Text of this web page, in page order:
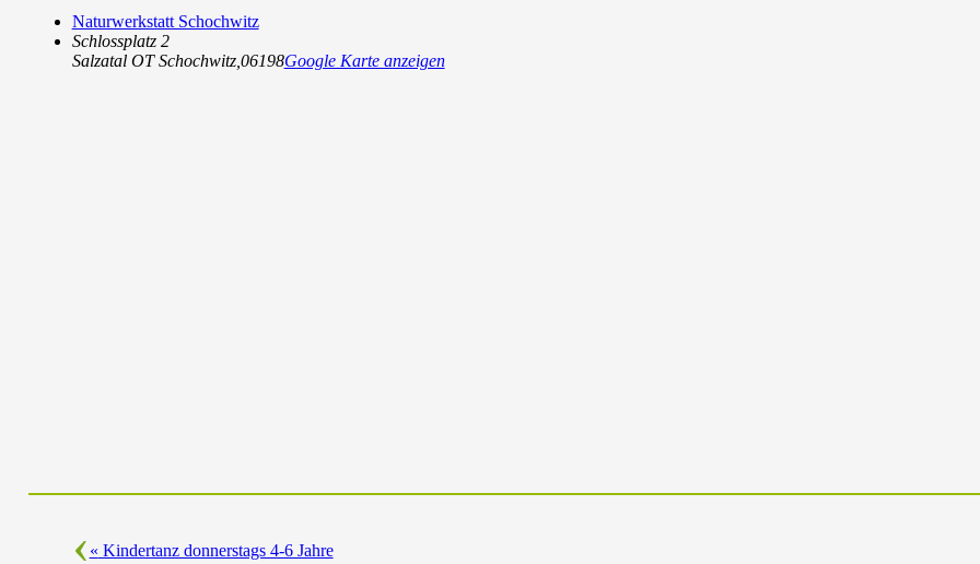
Naturwerkstatt Schochwitz
Schlossplatz 2
Salzatal OT Schochwitz, 06198Google Karte anzeigen
« Kindertanz donnerstags 4-6 Jahre